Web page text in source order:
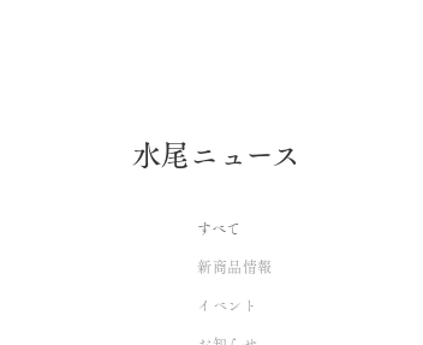
水尾ニュース
すべて
新商品情報
イベント